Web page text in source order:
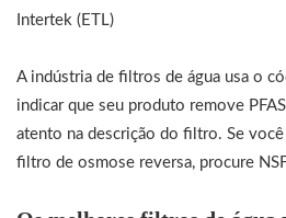
Intertek (ETL)
A indústria de filtros de água usa o
indicar que seu produto remove
atento na descrição do filtro. Se
filtro de osmose reversa, procure